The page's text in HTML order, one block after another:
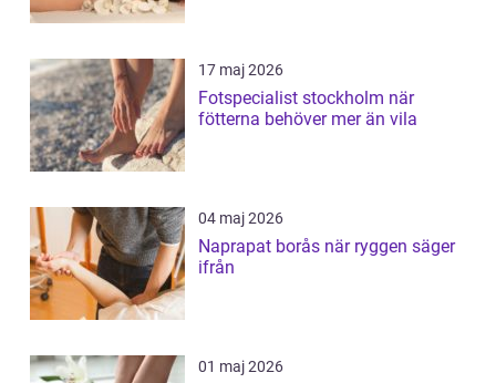
17 maj 2026
Fotspecialist stockholm när
fötterna behöver mer än vila
04 maj 2026
Naprapat borås när ryggen säger
ifrån
01 maj 2026